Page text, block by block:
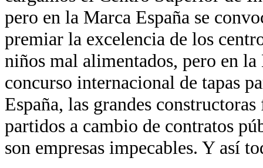
pero en la Marca España se
premiar la excelencia de los
niños mal alimentados, pero en
concurso internacional de tapas
España, las grandes
partidos a cambio de contratos
son empresas impecables. Y así